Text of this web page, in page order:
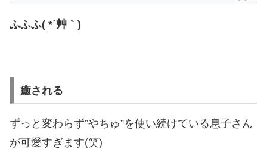
ふふふ( *´艸｀)
癒される
ずっと変わらず”やちゅ”を使い続けている息子さん
が可愛すぎます(笑)